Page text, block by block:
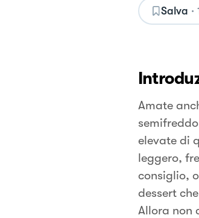
Salva ·
Amate
elevate di
leggero,
consiglio,
dessert
Allora non